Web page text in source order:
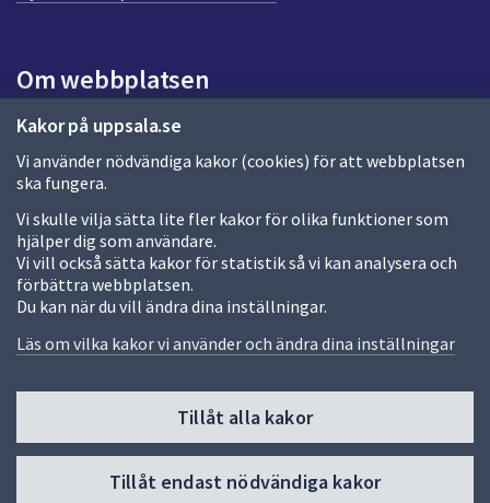
Kakor på uppsala.se
Vi använder nödvändiga kakor (cookies) för att webbplatsen
ska fungera.
Vi skulle vilja sätta lite fler kakor för olika funktioner som
hjälper dig som användare.
Vi vill också sätta kakor för statistik så vi kan analysera och
förbättra webbplatsen.
Du kan när du vill ändra dina inställningar.
Läs om vilka kakor vi använder och ändra dina inställningar
Tillåt alla kakor
Tillåt endast nödvändiga kakor
a
d
a
Om webbplatsen
Om webbplatsen
Allmänna handlingar och diarium
Behandling av personuppgifter
Kakor
Språk (other languages)
Tillgänglighetsredogörelse
Fler sätt att följa oss